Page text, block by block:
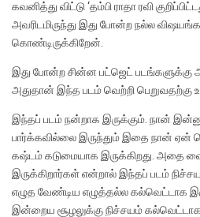
கவனித்து விட்டு ‘தம்பி ராதா ரவி
அவரிடமிருந்து இது போன்ற நல்ல
கொண்டிருக்கிறேன்.
இது போன்ற சின்ன பட்ஜெட்
அதுதான் இந்த படம் வெற்றி பெறுவதற்கு
இந்தப் படம் நன்றாக இருக்கும். நான்
பார்க்கவில்லை இருந்தும் இதை நான்
கஷ்டம் கடுமையாக இருக்கிறது. அதை
இருக்கிறார்கள் என்றால் இந்தப் படம்
எழுத வேண்டிய எழுத்தல்ல கல்வெட்டாக
இன்றைய சூழலுக்கு நிச்சயம் கல்வெட்டாக